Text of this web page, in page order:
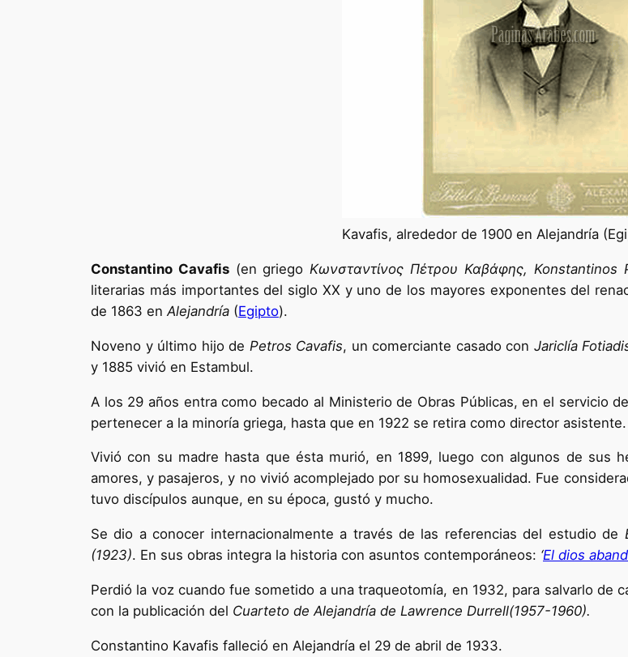
Kavafis, alrededor de 1900 en Alejandría
Constantino Cavafis(en griego Κωνσταντίνος Πέτρου Καβάφης, Konstantinos
literarias más importantes del siglo XX y uno de los mayores exponentes del
de 1863 en Alejandría (Egipto).
Noveno y último hijo de Petros Cavafis, un comerciante casado con Jariclía
y 1885 vivió en Estambul.
A los 29 años entra como becado al Ministerio de Obras Públicas, en el servicio
pertenecer a la minoría griega, hasta que en 1922 se retira como director
Vivió con su madre hasta que ésta murió, en 1899, luego con algunos de sus
amores, y pasajeros, y no vivió acomplejado por su homosexualidad. Fue
tuvo discípulos aunque, en su época, gustó y mucho.
Se dio a conocer internacionalmente a través de las referencias del estudio de
(1923). En sus obras integra la historia con asuntos contemporáneos: ‘El dios
Perdió la voz cuando fue sometido a una traqueotomía, en 1932, para salvarlo de
con la publicación del Cuarteto de Alejandría de Lawrence Durrell(1957-1960).
Constantino Kavafis falleció en Alejandría el 29 de abril de 1933.